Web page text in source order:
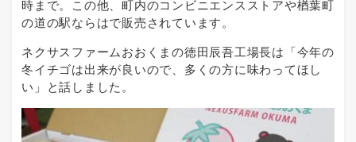
時まで。この他、町内のコンビニエンスストアや楢葉町
の道の駅ならはで販売されています。
ネクサスファームおおくまの徳田辰吾工場長は「今年の
冬イチゴは出来が良いので、多くの方に味わってほし
い」と話しました。